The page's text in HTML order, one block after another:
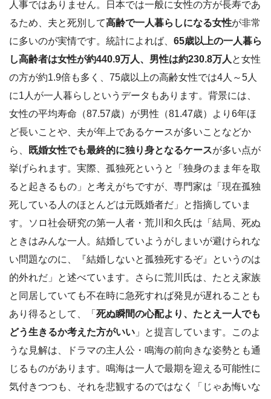
人事ではありません。日本では一般に女性の方が長寿であ
るため、夫と死別して高齢で一人暮らしになる女性が非常
に多いのが実情です。統計によれば、 65歳以上の一人暮ら
し高齢者は女性が約440.9万人、男性は約230.8万人 と女性
の方が約1.9倍も多く、75歳以上の高齢女性では4人～5人
に1人が一人暮らしというデータもあります。背景には、
女性の平均寿命（87.57歳）が男性（81.47歳）より6年ほ
ど長いことや、夫が年上であるケースが多いことなどか
ら、
既婚女性でも最終的に独り身となるケースが多い点が
挙げられます。実際、孤独死というと「独身のまま年を取
ると起きるもの」と考えがちですが、専門家は「現在孤独
死している人のほとんどは元既婚者だ」と指摘していま
す。ソロ社会研究の第一人者・荒川和久氏は「結局、死ぬ
ときはみんな一人。結婚していようがしまいが避けられな
い問題なのに、『結婚しないと孤独死するぞ』というのは
的外れだ」と述べています。さらに荒川氏は、たとえ家族
と同居していても不在時に急死すれば発見が遅れることも
あり得るとして、「 死ぬ瞬間の心配より、たとえ一人でも
どう生きるか考えた方がいい 」と提言しています。このよ
うな見解は、ドラマの主人公・鳴海の前向きな姿勢とも通
じるものがあります。鳴海は一人で最期を迎える可能性に
気付きつつも、それを悲観するのではなく「じゃあ悔いな